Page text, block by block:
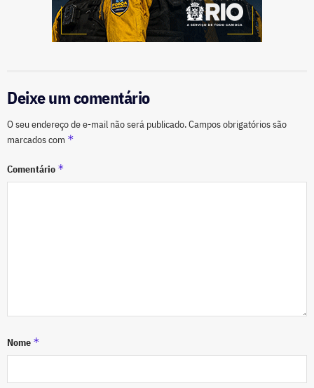
Deixe um comentário
O seu endereço de e-mail não será publicado.Campos obrigatórios são
marcados com *
Comentário *
Nome *